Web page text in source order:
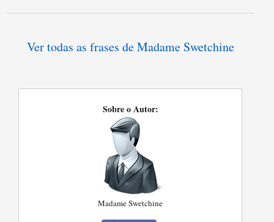
Ver todas as frases de Madame Swetchine
Sobre o Autor:
Madame Swetchine